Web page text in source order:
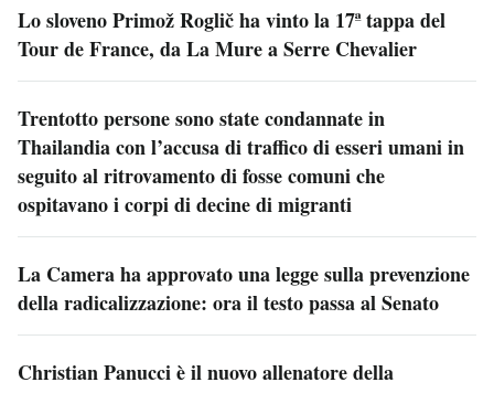
Lo sloveno Primož Roglič ha vinto la 17ª tappa del
Tour de France, da La Mure a Serre Chevalier
Trentotto persone sono state condannate in
Thailandia con l’accusa di traffico di esseri umani in
seguito al ritrovamento di fosse comuni che
ospitavano i corpi di decine di migranti
La Camera ha approvato una legge sulla prevenzione
della radicalizzazione: ora il testo passa al Senato
Christian Panucci è il nuovo allenatore della